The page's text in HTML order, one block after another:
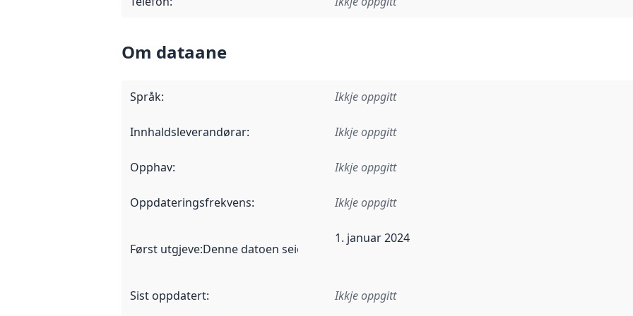
Om dataane
Språk: Ikkje oppgitt
Innhaldsleverandørar: Ikkje oppgitt
Opphav: Ikkje oppgitt
Oppdateringsfrekvens: Ikkje oppgitt
Først utgjeve:Denne datoen seier når dataa i dette datasettet først blei utgitt. Det kan ha
1. januar 2024
Sist oppdatert: Ikkje oppgitt